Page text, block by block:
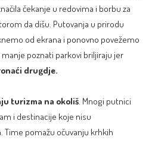
čekanje u redovima i borbu za
da dišu. Putovanja u prirodu
od ekrana i ponovno povežemo
poznati parkovi briljiraju jer
drugdje.
turizma na okoliš . Mnogi putnici
i destinacije koje nisu
pomažu očuvanju krhkih